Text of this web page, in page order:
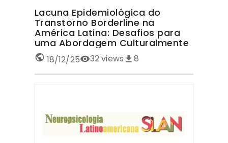
Lacuna Epidemiológica do
Transtorno Borderline na
América Latina: Desafios para
uma Abordagem Culturalmente
Sensível TRANSTORNO
BORDERLINE NA AMÉRICA LATINA
18/12/25 32views 8